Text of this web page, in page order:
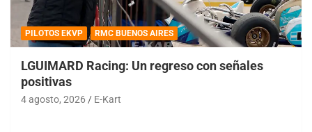
PILOTOS EKVP RMC BUENOS AIRES
LGUIMARD Racing: Un regreso con señales
positivas
4 agosto, 2026 E-Kart